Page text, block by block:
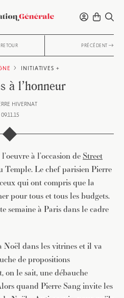
RETOUR PRÉCÉDENT
INITIATIVES +
à l’honneur
HIVERNAT
09.11.15
à l’occasion deStreet
Temple. Le chef parisien Pierre
qui ont compris que la
pour tous et tous les budgets.
semaine à Paris dans le cadre
Noël dans les vitrines et il va
de propositions
on le sait, une débauche
quand Pierre Sang invite les